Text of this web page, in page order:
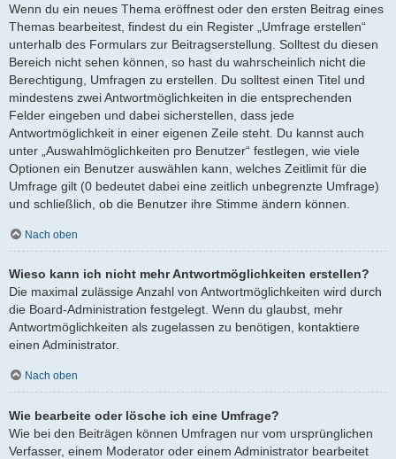
Wenn du ein neues Thema eröffnest oder den ersten Beitrag eines
Themas bearbeitest, findest du ein Register „Umfrage erstellen“
unterhalb des Formulars zur Beitragserstellung. Solltest du diesen
Bereich nicht sehen können, so hast du wahrscheinlich nicht die
Berechtigung, Umfragen zu erstellen. Du solltest einen Titel und
mindestens zwei Antwortmöglichkeiten in die entsprechenden
Felder eingeben und dabei sicherstellen, dass jede
Antwortmöglichkeit in einer eigenen Zeile steht. Du kannst auch
unter „Auswahlmöglichkeiten pro Benutzer“ festlegen, wie viele
Optionen ein Benutzer auswählen kann, welches Zeitlimit für die
Umfrage gilt (0 bedeutet dabei eine zeitlich unbegrenzte Umfrage)
und schließlich, ob die Benutzer ihre Stimme ändern können.
Nach oben
Wieso kann ich nicht mehr Antwortmöglichkeiten erstellen?
Die maximal zulässige Anzahl von Antwortmöglichkeiten wird durch
die Board-Administration festgelegt. Wenn du glaubst, mehr
Antwortmöglichkeiten als zugelassen zu benötigen, kontaktiere
einen Administrator.
Nach oben
Wie bearbeite oder lösche ich eine Umfrage?
Wie bei den Beiträgen können Umfragen nur vom ursprünglichen
Verfasser, einem Moderator oder einem Administrator bearbeitet